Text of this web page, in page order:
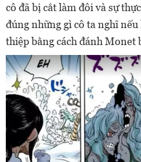
cô đã bị cắt làm đôi và sự
đúng những gì cô ta nghĩ
thiệp bằng cách đánh Monet